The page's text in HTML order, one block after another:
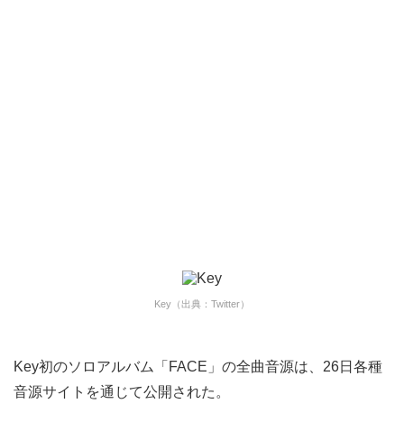
Key（出典：Twitter）
Key初のソロアルバム「FACE」の全曲音源は、26日各種
音源サイトを通じて公開された。